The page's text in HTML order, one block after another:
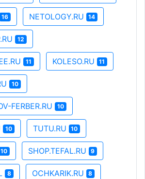
16 NETOLOGY.RU 14
12
11 KOLESO.RU 11
10
FERBER.RU 10
10 TUTU.RU 10
10 SHOP.TEFAL.RU 9
8 OCHKARIK.RU 8